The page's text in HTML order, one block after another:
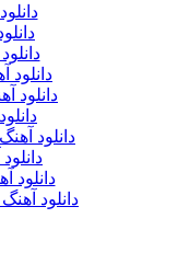
دانلود
دانلود
دانلود
دانلود